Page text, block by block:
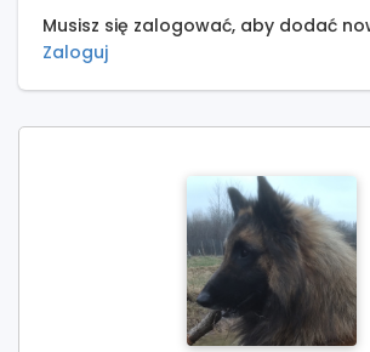
Musisz się zalogować, aby dodać
Zaloguj